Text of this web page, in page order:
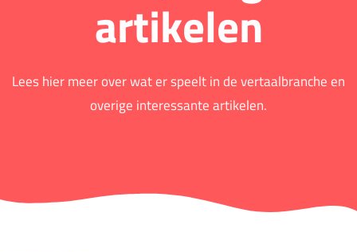
artikelen
Lees hier meer over wat er speelt in de vertaalbranche en
overige interessante artikelen.